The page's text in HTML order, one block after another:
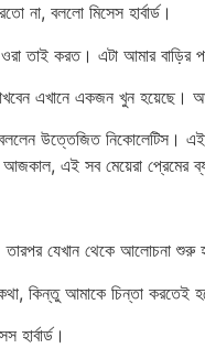
না, বললো মিসেস হার্বার্ড।
ওরা তাই করত। এটা আমার
এখানে একজন খুন
উত্তেজিত নিকোলেটিস। এই
এই সব মেয়েরা প্রেমের
তারপর যেখান থেকে আলোচনা
কিন্তু আমাকে চিন্তা করতেই
হার্বার্ড।